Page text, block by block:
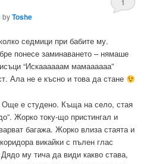
byToshe
1
седмици при бабите му.
понесе заминаването – нямаше
“Искаааааам мамаааааа”
Ала не е късно и това да стане
Още е студено. Къща на село, стая
Жорко току-що пристингал и
багажа. Жорко влиза стаята и
викайки с пълен глас
Дядо му тича да види какво става,